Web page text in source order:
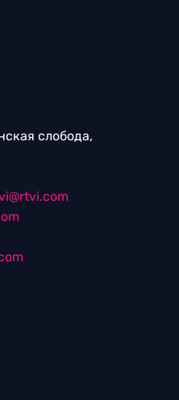
слобода,